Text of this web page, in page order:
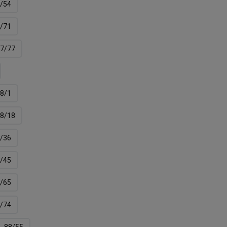
54
71
7/77
8/1
8/18
36
45
65
74